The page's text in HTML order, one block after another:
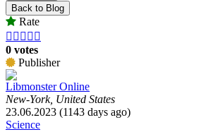
Back to Blog
Rate
    
0 votes
Publisher
Libmonster Online
New-York, United States
23.06.2023 (1143 days ago)
Science